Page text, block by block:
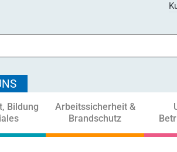
Bildung
Arbeitssicherheit &
Brandschutz